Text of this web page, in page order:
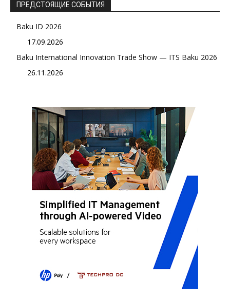
ПРЕДСТОЯЩИЕ СОБЫТИЯ
Baku ID 2026
17.09.2026
Baku International Innovation Trade Show — ITS Baku 2026
26.11.2026